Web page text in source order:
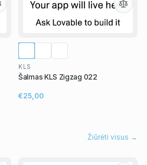
KLS
Šalmas KLS Zigzag 022
€25,00
Žiūrėti visus →